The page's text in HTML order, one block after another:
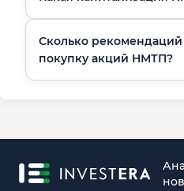
Сколько рекомендаций
покупку акций НМТП?